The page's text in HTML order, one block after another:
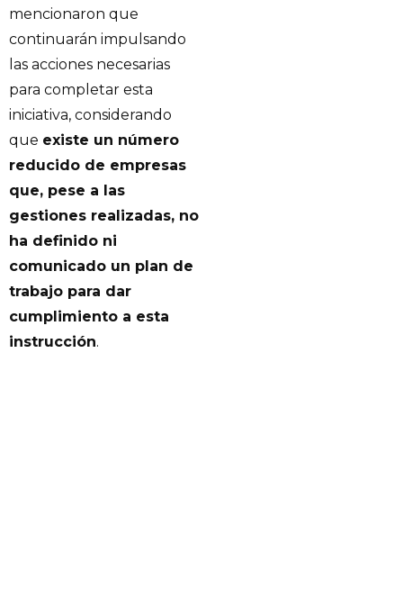
mencionaron que
continuarán impulsando
las acciones necesarias
para completar esta
iniciativa, considerando
que existe un número
reducido de empresas
que, pese a las
gestiones realizadas, no
ha definido ni
comunicado un plan de
trabajo para dar
cumplimiento a esta
instrucción.